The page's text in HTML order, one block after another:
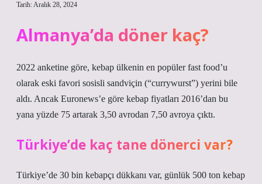
Tarih: Aralık 28, 2024
Almanya’da döner kaç?
2022 anketine göre, kebap ülkenin en popüler fast food’u
olarak eski favori sosisli sandviçin (“currywurst”) yerini bile
aldı. Ancak Euronews’e göre kebap fiyatları 2016’dan bu
yana yüzde 75 artarak 3,50 avrodan 7,50 avroya çıktı.
Türkiye’de kaç tane dönerci var?
Türkiye’de 30 bin kebapçı dükkanı var, günlük 500 ton kebap